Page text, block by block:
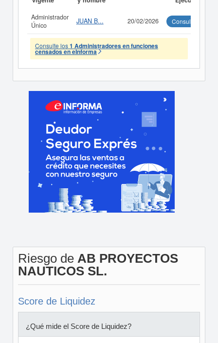
Administrador
Único
JUAN B... 20/02/2026 Consultar
Consulte los1 Administradores en funciones
censados en eInforma
Riesgo de AB PROYECTOS
NAUTICOS SL.
Score de Liquidez
¿Qué mide el Score de Liquidez?